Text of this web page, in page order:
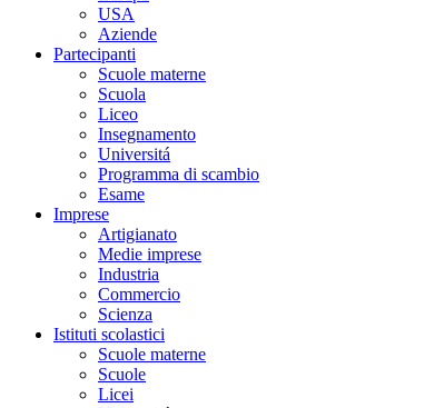
USA
Aziende
Partecipanti
Scuole materne
Scuola
Liceo
Insegnamento
Universitá
Programma di scambio
Esame
Imprese
Artigianato
Medie imprese
Industria
Commercio
Scienza
Istituti scolastici
Scuole materne
Scuole
Licei